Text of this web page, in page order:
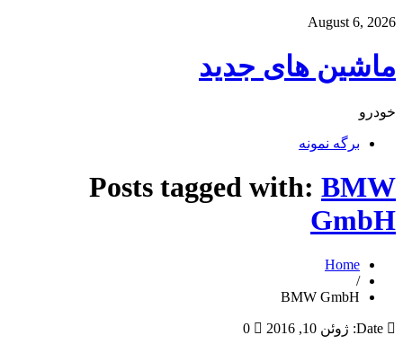
August 6, 2026
ماشین های جدید
خودرو
برگه نمونه
Posts tagged with: BMW
GmbH
Home
/
BMW GmbH
Date: ژوئن 10, 2016 0